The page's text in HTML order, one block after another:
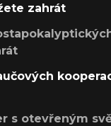
zahrát
s otevřeným